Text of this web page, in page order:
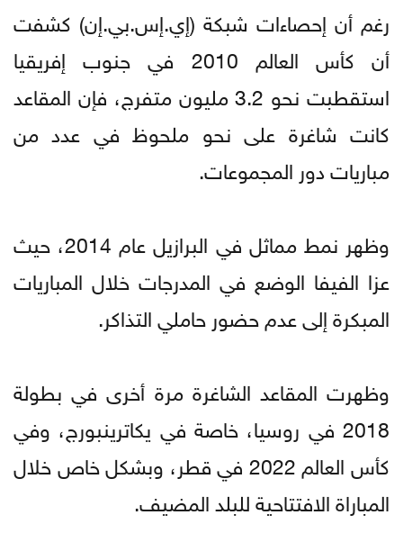
رغم أن إحصاءات شبكة (إي.إس.بي.إن) كشفت
أن كأس العالم 2010 في جنوب إفريقيا
استقطبت نحو 3.2 مليون متفرج، فإن المقاعد
كانت شاغرة على نحو ملحوظ في عدد من
مباريات دور المجموعات.
وظهر نمط مماثل في البرازيل عام 2014، حيث
عزا الفيفا الوضع في المدرجات خلال المباريات
المبكرة إلى عدم حضور حاملي التذاكر.
وظهرت المقاعد الشاغرة مرة أخرى في بطولة
2018 في روسيا، خاصة في يكاترينبورج، وفي
كأس العالم 2022 في قطر، وبشكل خاص خلال
المباراة الافتتاحية للبلد المضيف.